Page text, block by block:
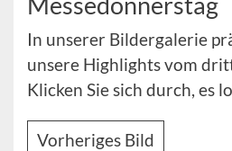
In unserer Bildergalerie
unsere Highlights vom
Klicken Sie sich durch, es
Vorheriges Bild